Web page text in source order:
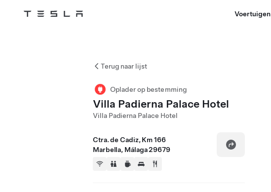
Tesla Voertuigen
Terug naar lijst
Oplader op bestemming
Villa Padierna Palace Hotel
Villa Padierna Palace Hotel
Ctra. de Cadiz, Km 166
Marbella, Málaga 29679